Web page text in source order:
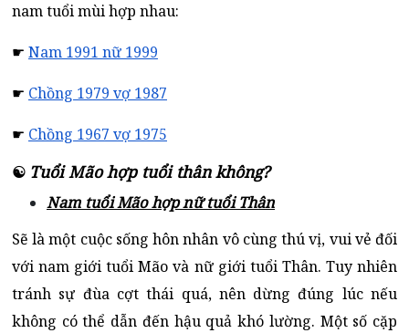
nam tuổi mùi hợp nhau:
☛ Nam 1991 nữ 1999
☛ Chồng 1979 vợ 1987
☛ Chồng 1967 vợ 1975
☯ Tuổi Mão hợp tuổi thân không?
Nam tuổi Mão hợp nữ tuổi Thân
Sẽ là một cuộc sống hôn nhân vô cùng thú vị, vui vẻ đối
với nam giới tuổi Mão và nữ giới tuổi Thân. Tuy nhiên
tránh sự đùa cợt thái quá, nên dừng đúng lúc nếu
không có thể dẫn đến hậu quả khó lường. Một số cặp